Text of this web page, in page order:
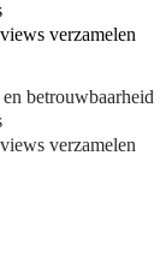
verzamelen
betrouwbaarheid
verzamelen